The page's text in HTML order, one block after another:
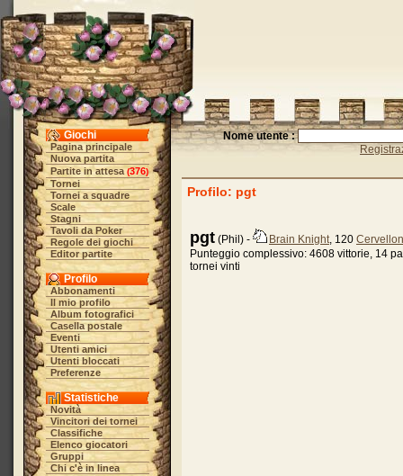
Giochi
Pagina principale
Nuova partita
Partite in attesa (376)
Tornei
Tornei a squadre
Scale
Stagni
Tavoli da Poker
Regole dei giochi
Editor partite
Profilo
Abbonamenti
Il mio profilo
Album fotografici
Casella postale
Eventi
Utenti amici
Utenti bloccati
Preferenze
Statistiche
Novità
Vincitori dei tornei
Classifiche
Elenco giocatori
Gruppi
Chi c'è in linea
Nome utente :
Profilo: pgt
pgt (Phil) - Brain Knight, 120
Punteggio complessivo: 4608 vittorie, 14
tornei vinti